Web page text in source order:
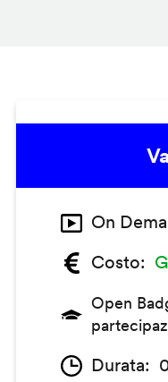
On
Costo
Open
Durata